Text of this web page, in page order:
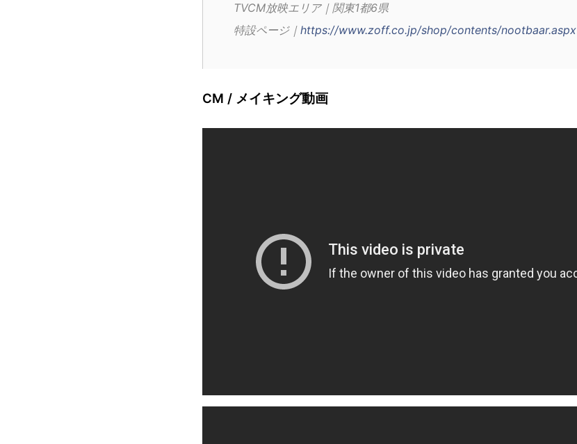
TVCM放映エリア｜関東1都6県
特設ページ｜ https://www.zoff.co.jp/shop/contents/nootbaar.aspx
CM / メイキング動画